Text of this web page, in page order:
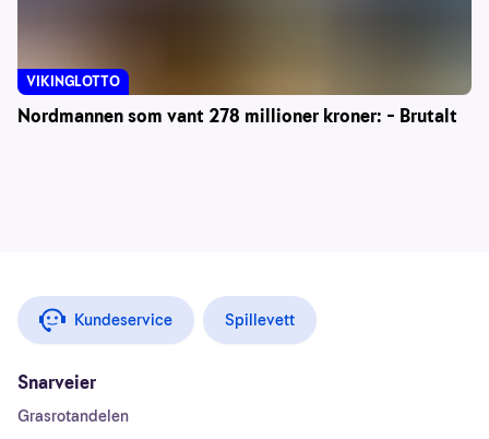
Nordmannen som vant 278 millioner kroner: – Brutalt
VIKINGLOTTO
Kundeservice Spillevett
Snarveier
Grasrotandelen